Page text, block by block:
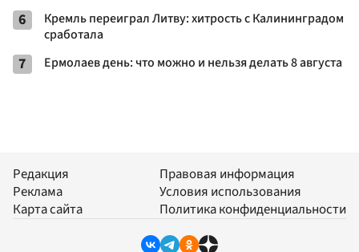
6
Кремль переиграл Литву: хитрость с Калининградом
сработала
7 Ермолаев день: что можно и нельзя делать 8 августа
Редакция
Реклама
Карта сайта
Правовая информация
Условия использования
Политика конфиденциальности